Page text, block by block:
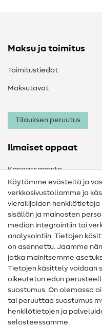
Maksu ja toimitus
Toimitustiedot
Maksutavat
Tilauksen peruutus
Ilmaiset oppaat
Kangassanasto
Ompelusanasto
Ompeluohjeet
Apua ja yhteystiedot
Yhteystiedot
Tietoa
Peruutusoikeus
Suosittu
Käytämme evästeitä ja
verkkosivustollamme ja
vierailijoiden henkilötietoja
sisällön ja mainosten
median integrointiin tai
analysointiin. Tietojen
on asennettu. Jaamme
jotka mainitsemme
Tietojen käsittely voidaan
oikeutetun edun
suostumus. On olemassa
tai peruuttaa suostumus
henkilötietojen ja
selosteessamme.